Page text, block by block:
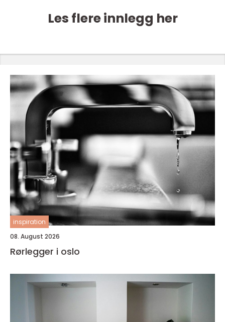
Les flere innlegg her
inspiration
08. August 2026
Rørlegger i oslo